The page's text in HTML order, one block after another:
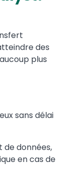
des
plus
sans délai
de données,
en cas de